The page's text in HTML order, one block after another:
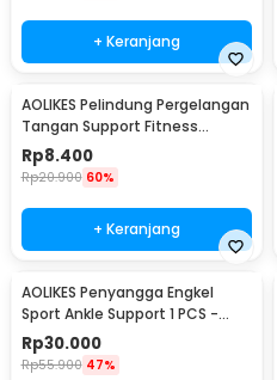
+ Keranjang
AOLIKES Pelindung Pergelangan
Tangan Support Fitness
Olahraga - 1526
Rp8.400
Rp20.900 60%
+ Keranjang
AOLIKES Penyangga Engkel
Sport Ankle Support 1 PCS -
4546
Rp30.000
Rp55.900 47%